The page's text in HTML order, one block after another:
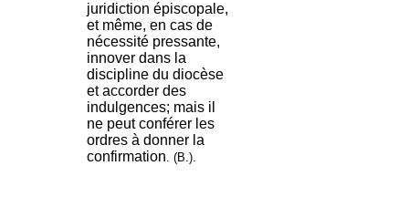
juridiction épiscopale,
et même, en cas de
nécessité pressante,
innover dans la
discipline du diocèse
et accorder des
indulgences; mais il
ne peut conférer les
ordres à donner la
confirmation. (B.).
.